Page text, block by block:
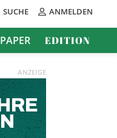
SUCHE ANMELDEN
EDITION
ANZEIGE